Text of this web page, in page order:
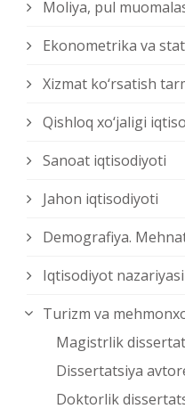
Moliya, pul
Ekonometrika va
Xizmat kо‘rsatish
Qishloq xо‘jaligi
Sanoat iqtisodiyoti
Jahon iqtisodiyoti
Demografiya.
Iqtisodiyot nazariyasi
Turizm va
Magistrlik
Dissertatsiya
Doktorlik